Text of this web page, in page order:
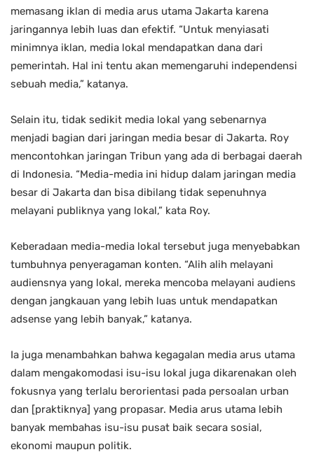
memasang iklan di media arus utama Jakarta karena
jaringannya lebih luas dan efektif. “Untuk menyiasati
minimnya iklan, media lokal mendapatkan dana dari
pemerintah. Hal ini tentu akan memengaruhi independensi
sebuah media,” katanya.
Selain itu, tidak sedikit media lokal yang sebenarnya
menjadi bagian dari jaringan media besar di Jakarta. Roy
mencontohkan jaringan Tribun yang ada di berbagai daerah
di Indonesia. “Media-media ini hidup dalam jaringan media
besar di Jakarta dan bisa dibilang tidak sepenuhnya
melayani publiknya yang lokal,” kata Roy.
Keberadaan media-media lokal tersebut juga menyebabkan
tumbuhnya penyeragaman konten. “Alih alih melayani
audiensnya yang lokal, mereka mencoba melayani audiens
dengan jangkauan yang lebih luas untuk mendapatkan
adsense yang lebih banyak,” katanya.
Ia juga menambahkan bahwa kegagalan media arus utama
dalam mengakomodasi isu-isu lokal juga dikarenakan oleh
fokusnya yang terlalu berorientasi pada persoalan urban
dan [praktiknya] yang propasar. Media arus utama lebih
banyak membahas isu-isu pusat baik secara sosial,
ekonomi maupun politik.